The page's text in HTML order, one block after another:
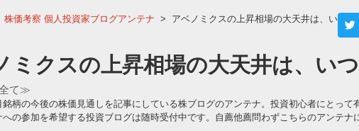
株価考察 個人投資家ブログアンテナ > アベノミクスの上昇相場の大天井は、いつか
ミクスの上昇相場の大天井は、いつ
て≫
柄の今後の株価見通しを記事にしている株ブログのアンテナ。投資初心者にとっ
の参加を希望する投資ブログは随時受付中です。自薦他薦問わずこちらのアンテナ